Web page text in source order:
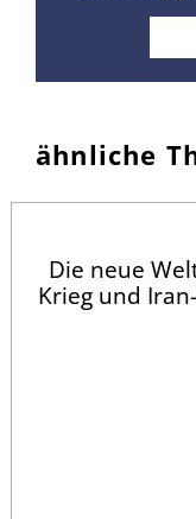
ähnliche
Die neue
Krieg und